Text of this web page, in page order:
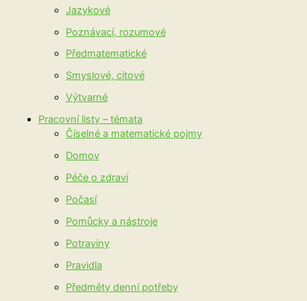
Jazykové
Poznávací, rozumové
Předmatematické
Smyslové, citové
Výtvarné
Pracovní listy – témata
Číselné a matematické pojmy
Domov
Péče o zdraví
Počasí
Pomůcky a nástroje
Potraviny
Pravidla
Předměty denní potřeby